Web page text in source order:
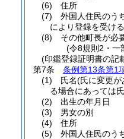
(6)
住所
(7)
外国人住民のう
により登録を受け
(8)
その他町長が必
(令8規則2・一
(印鑑登録証明書の記
第7条
条例第13条第1
(1)
氏名(氏に変更が
る場合にあっては
(2)
出生の年月日
(3)
男女の別
(4)
住所
(5)
外国人住民のう